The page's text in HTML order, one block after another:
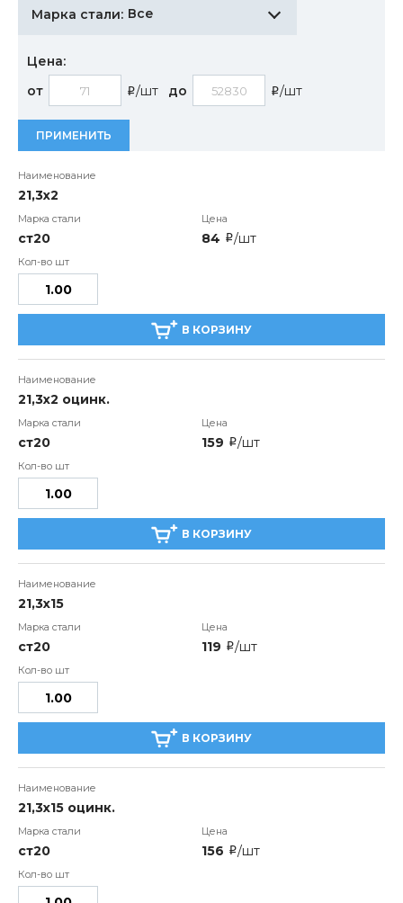
Марка стали: Все
Цена:
от
i/шт до i/шт
ПРИМЕНИТЬ
21,3x2
ст20 84 i/шт
В КОРЗИНУ
21,3x2 оцинк.
ст20 159 i/шт
В КОРЗИНУ
21,3x15
ст20 119 i/шт
В КОРЗИНУ
21,3x15 оцинк.
ст20 156 i/шт